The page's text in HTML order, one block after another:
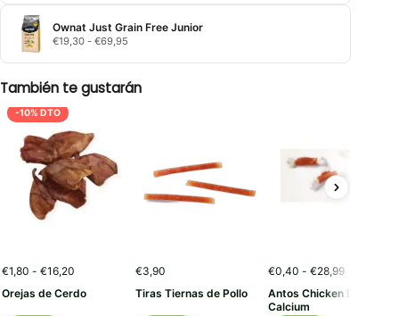
Ownat Just Grain Free Junior
€19,30 - €69,95
precios:
€19,30
También te gustarán
-10% DTO
€1,80 - €16,20
precios:
Orejas de Cerdo
€3,90
Tiras Tiernas de Pollo
€0,40 - €28,99Rango
precios:
Antos Chicken D’light
Calcium